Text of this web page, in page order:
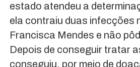
estado atendeu a
ela contraiu duas infecções
Francisca Mendes e não
Depois de conseguir tratar
conseguiu, por meio de